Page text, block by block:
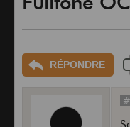
RÉPONDRE